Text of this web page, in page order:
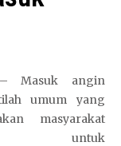
Masuk angin
umum yang
masyarakat
untuk